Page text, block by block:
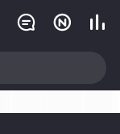
  